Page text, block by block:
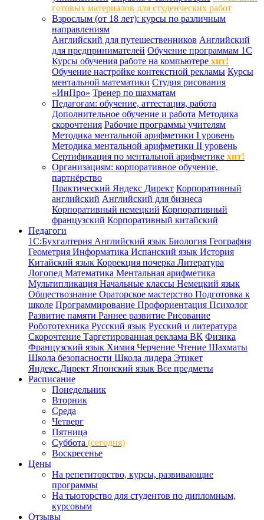
готовых материалов для студенческих работ
Взрослым (от 18 лет): курсы по различным
направлениям
Английский для путешественников Английский
для предпринимателей Обучение программам 1С
Курсы обучения работе на компьютере хит!
Обучение настройке контекстной рекламы Курсы
ментальной математики Студия рисования
«ИнПро» Тренер по шахматам
Педагогам: обучение, аттестация, работа
Дополнительное обучение и работа Методика
скорочтения Рабочие программы учителям
Методика ментальной арифметики I уровень
Методика ментальной арифметики II уровень
Сертификация по ментальной арифметике хит!
Организациям: корпоративное обучение,
партнёрство
Практический Яндекс Директ Корпоративный
английский Английский для бизнеса
Корпоративный немецкий Корпоративный
французский Корпоративный китайский
Педагоги
1С:Бухгалтерия Английский язык Биология География
Геометрия Информатика Испанский язык История
Китайский язык Коррекция почерка Литература
Логопед Математика Ментальная арифметика
Мультипликация Начальные классы Немецкий язык
Обществознание Ораторское мастерство Подготовка к
школе Программирование Профориентация Психолог
Развитие памяти Раннее развитие Рисование
Робототехника Русский язык Русский и литература
Скорочтение Таргетированная реклама ВК Физика
Французский язык Химия Черчение Чтение Шахматы
Школа безопасности Школа лидера Этикет
Яндекс.Директ Японский язык Все предметы
Расписание
Понедельник
Вторник
Среда
Четверг
Пятница
Суббота (сегодня)
Воскресенье
Цены
На репетиторство, курсы, развивающие
программы
На тьюторство для студентов по дипломным,
курсовым
Отзывы